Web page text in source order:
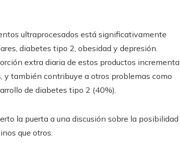
ultraprocesados está significativamente
diabetes tipo 2, obesidad y depresión.
extra diaria de estos productos incrementa
y también contribuye a otros problemas como
de diabetes tipo 2 (40%).
la puerta a una discusión sobre la posibilidad
que otros.